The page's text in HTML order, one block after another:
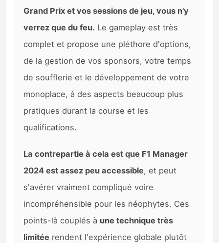
Grand Prix et vos sessions de jeu, vous n'y
verrez que du feu. Le gameplay est très
complet et propose une pléthore d'options,
de la gestion de vos sponsors, votre temps
de soufflerie et le développement de votre
monoplace, à des aspects beaucoup plus
pratiques durant la course et les
qualifications.
La contrepartie à cela est que F1 Manager
2024 est assez peu accessible, et peut
s'avérer vraiment compliqué voire
incompréhensible pour les néophytes. Ces
points-là couplés à une technique très
limitée rendent l'expérience globale plutôt